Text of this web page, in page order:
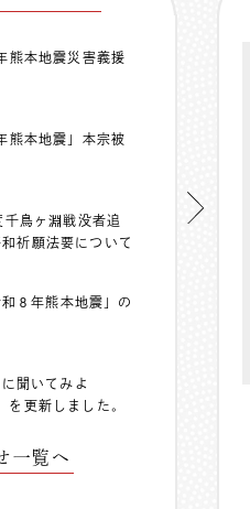
熊本地震災害義援
熊本地震」本宗被
鳥ヶ淵戦没者追
祈願法要について
和８年熊本地震」の
聞いてみよ
を更新しました。
一覧へ